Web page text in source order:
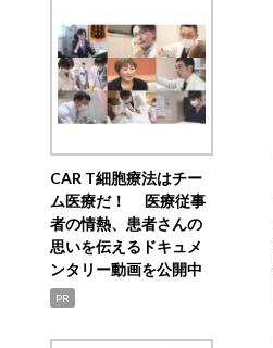
CAR T細胞療法はチー
ム医療だ！ 医療従事
者の情熱、患者さんの
思いを伝えるドキュメ
ンタリー動画を公開中
PR